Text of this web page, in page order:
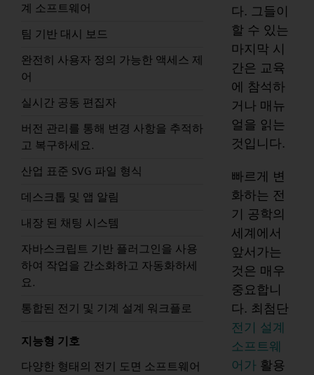
계 소프트웨어
팀 기반 대시 보드
완전히 사용자 정의 가능한 액세스 제
어
실시간 공동 편집자
버전 관리를 통해 변경 사항을 추적하
고 복구하세요.
산업 표준 SVG 파일 형식
데스크톱 및 앱 알림
내장 된 채팅 시스템
자바스크립트 기반 플러그인을 사용
하여 작업을 간소화하고 자동화하세
요.
통합된 전기 및 기계 설계 워크플로
지능형 기호
다양한 형태의 전기 도면 소프트웨어
다. 그들이
할 수 있는
마지막 시
간은 교육
에 참석하
거나 매뉴
얼을 읽는
것입니다.
빠르게 변
화하는 전
기 공학의
세계에서
앞서가는
것은 매우
중요합니
다. 최첨단
전기 설계
소프트웨
어가 활용